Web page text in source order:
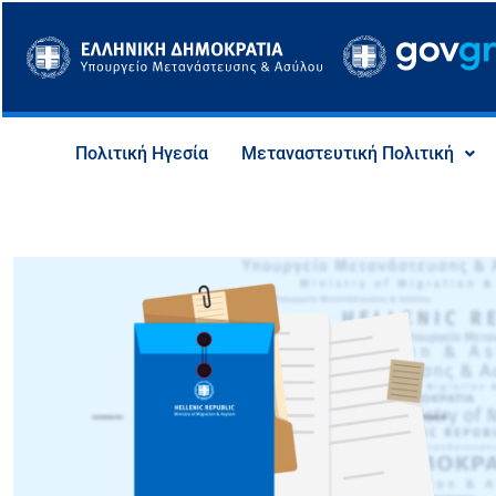
στο
περιεχόμενο
Πολιτική Ηγεσία Μεταναστευτική Πολιτική